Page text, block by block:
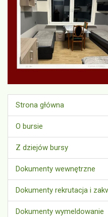
Strona główna
O bursie
Z dziejów bursy
Dokumenty wewnętrzne
Dokumenty rekrutacja i
Dokumenty wymeldowanie